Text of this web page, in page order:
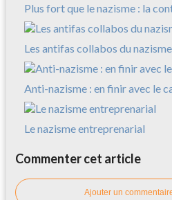
Plus fort que le nazisme : la
Les antifas collabos du
Anti-nazisme : en finir avec le
Le nazisme entreprenarial
Commenter cet article
Ajouter un